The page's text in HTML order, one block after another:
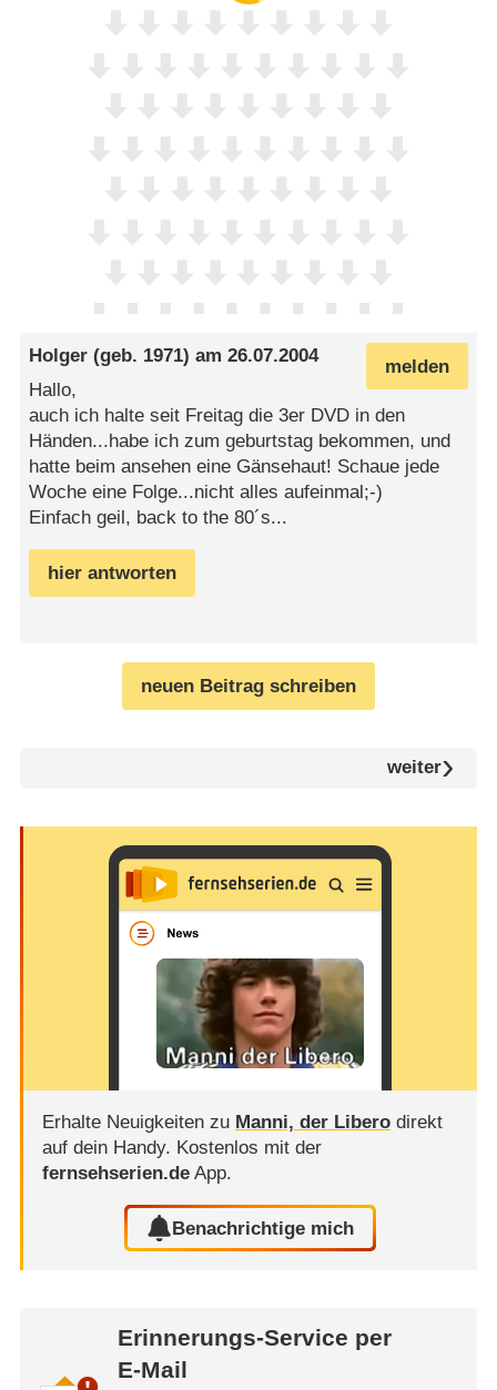
melden
Holger (geb. 1971) am26.07.2004
Hallo,
auch ich halte seit Freitag die 3er DVD in den
Händen...habe ich zum geburtstag bekommen, und
hatte beim ansehen eine Gänsehaut! Schaue jede
Woche eine Folge...nicht alles aufeinmal;-)
Einfach geil, back to the 80´s...
hier antworten
neuen Beitrag schreiben
weiter
Erhalte Neuigkeiten zu Manni, der Liberodirekt
auf dein Handy. Kostenlos mit der
fernsehserien.deApp.
Benachrichtige mich
Erinnerungs-Service per
E-Mail